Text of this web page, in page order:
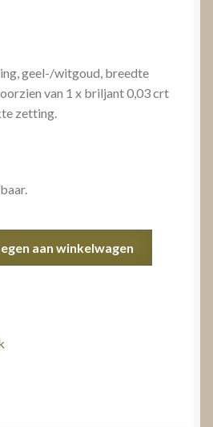
geel-/witgoud, breedte
van 1 x briljant 0,03 crt
zetting.
aan winkelwagen